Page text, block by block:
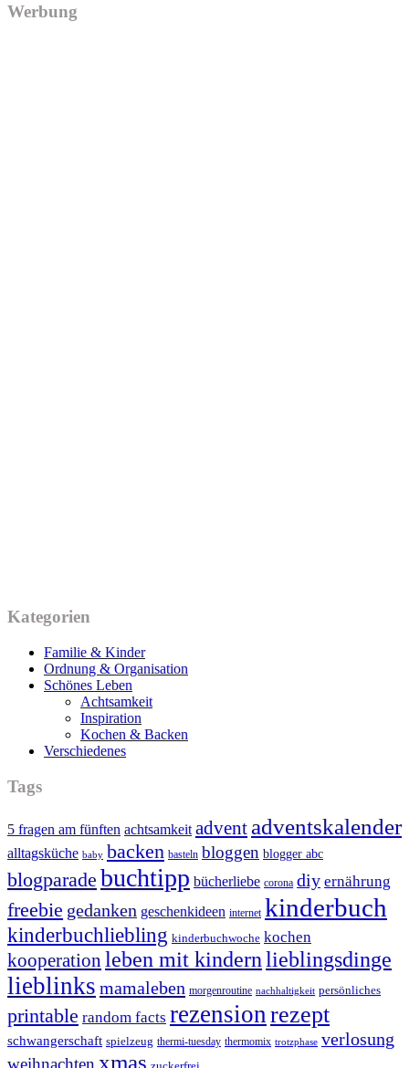
Werbung
Kategorien
Familie & Kinder
Ordnung & Organisation
Schönes Leben
Achtsamkeit
Inspiration
Kochen & Backen
Verschiedenes
Tags
5 fragen am fünften achtsamkeit advent adventskalender
alltagsküche baby backen basteln bloggen blogger abc
blogparade buchtipp bücherliebe corona diy ernährung
freebie gedanken geschenkideen internet kinderbuch
kinderbuchliebling kinderbuchwoche kochen
kooperation leben mit kindernlieblingsdinge
lieblinks mamaleben morgenroutine nachhaltigkeit persönliches
printable random facts rezensionrezept
schwangerschaft spielzeug thermi-tuesday thermomix trotzphase verlosung
xmas